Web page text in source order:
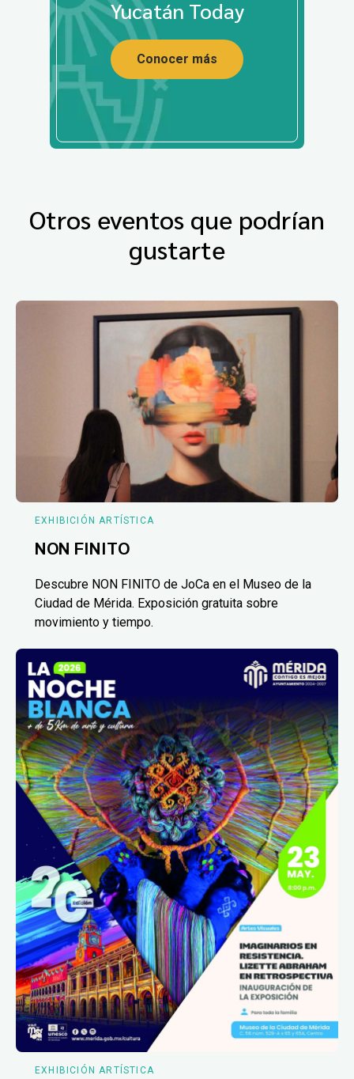
Yucatán Today
Conocer más
Otros eventos que podrían
gustarte
EXHIBICIÓN ARTÍSTICA
NON FINITO
Descubre NON FINITO de JoCa en el Museo de la
Ciudad de Mérida. Exposición gratuita sobre
movimiento y tiempo.
EXHIBICIÓN ARTÍSTICA